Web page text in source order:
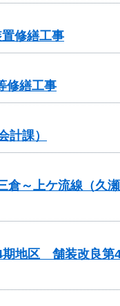
修繕工事
修繕工事
計課）
～上ケ流線（久
期地区 舗装改良